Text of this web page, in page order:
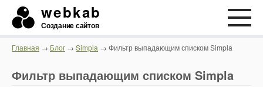
webkab
Создание сайтов
Фильтр выпадающим списком Simpla
Главная → Блог → Simpla → Фильтр выпадающим списком Simpla